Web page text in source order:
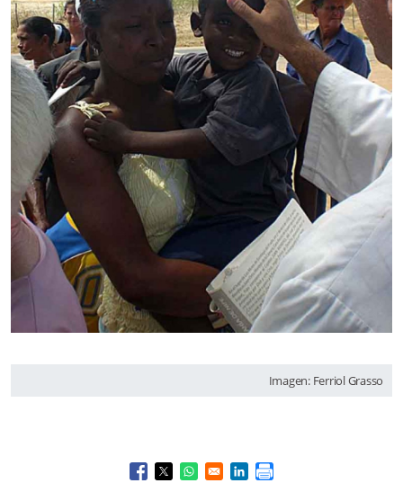
Imagen: Ferriol Grasso
Opens in a new window
Opens in a new window
Opens in a new window
Opens in a new window